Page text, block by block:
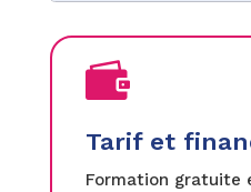

Tarif et
Formation gratuite